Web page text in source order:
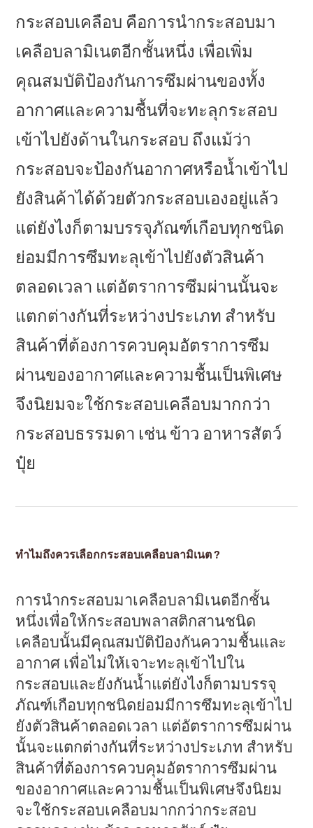
กระสอบเคลือบ คือการนำกระสอบมา
เคลือบลามิเนตอีกชั้นหนึ่ง เพื่อเพิ่ม
คุณสมบัติป้องกันการซึมผ่านของทั้ง
อากาศและความชื้นที่จะทะลุกระสอบ
เข้าไปยังด้านในกระสอบ ถึงแม้ว่า
กระสอบจะป้องกันอากาศหรือน้ำเข้าไป
ยังสินค้าได้ด้วยตัวกระสอบเองอยู่แล้ว
แต่ยังไงก็ตามบรรจุภัณฑ์เกือบทุกชนิด
ย่อมมีการซึมทะลุเข้าไปยังตัวสินค้า
ตลอดเวลา แต่อัตราการซึมผ่านนั้นจะ
แตกต่างกันที่ระหว่างประเภท สำหรับ
สินค้าที่ต้องการควบคุมอัตราการซึม
ผ่านของอากาศและความชื้นเป็นพิเศษ
จึงนิยมจะใช้กระสอบเคลือบมากกว่า
กระสอบธรรมดา เช่น ข้าว อาหารสัตว์
ปุ๋ย
ทำไมถึงควรเลือกกระสอบเคลือบลามิเนต ?
การนำกระสอบมาเคลือบลามิเนตอีกชั้น
หนึ่งเพื่อให้กระสอบพลาสติกสานชนิด
เคลือบนั้นมีคุณสมบัติป้องกันความชื้นและ
อากาศ เพื่อไม่ให้เจาะทะลุเข้าไปใน
กระสอบและยังกันน้ำแต่ยังไงก็ตามบรรจุ
ภัณฑ์เกือบทุกชนิดย่อมมีการซึมทะลุเข้าไป
ยังตัวสินค้าตลอดเวลา แต่อัตราการซึมผ่าน
นั้นจะแตกต่างกันที่ระหว่างประเภท สำหรับ
สินค้าที่ต้องการควบคุมอัตราการซึมผ่าน
ของอากาศและความชื้นเป็นพิเศษจึงนิยม
จะใช้กระสอบเคลือบมากกว่ากระสอบ